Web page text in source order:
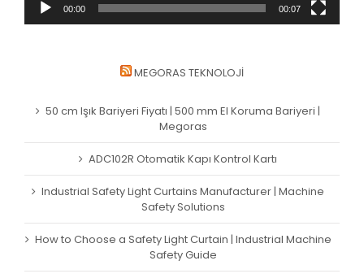
00:00 00:07
MEGORAS TEKNOLOJI
50 cm Işık Bariyeri Fiyatı | 500 mm El Koruma Bariyeri |
Megoras
ADC102R Otomatik Kapı Kontrol Kartı
Industrial Safety Light Curtains Manufacturer | Machine
Safety Solutions
How to Choose a Safety Light Curtain | Industrial Machine
Safety Guide